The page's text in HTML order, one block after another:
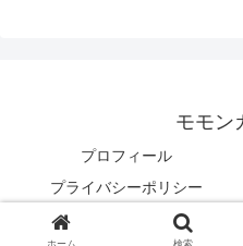
モモン
プロフィール
プライバシーポリシー
© 2023 モ
ホーム 検索